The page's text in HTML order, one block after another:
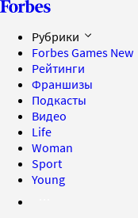
Рубрики
Forbes Games New
Рейтинги
Франшизы
Подкасты
Видео
Life
Woman
Sport
Young